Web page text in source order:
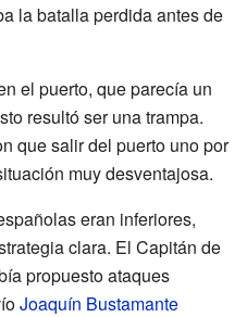
la batalla perdida antes de
el puerto, que parecía un
resultó ser una trampa.
que salir del puerto uno por
muy desventajosa.
eran inferiores,
clara. El Capitán de
propuesto ataques
Joaquín Bustamante